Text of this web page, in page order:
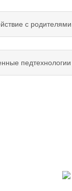
с родителями